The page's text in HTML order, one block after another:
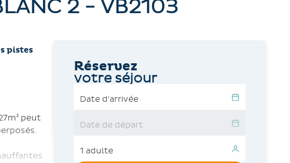
2 - VB2103
pistes
peut
Réservez
votre séjour